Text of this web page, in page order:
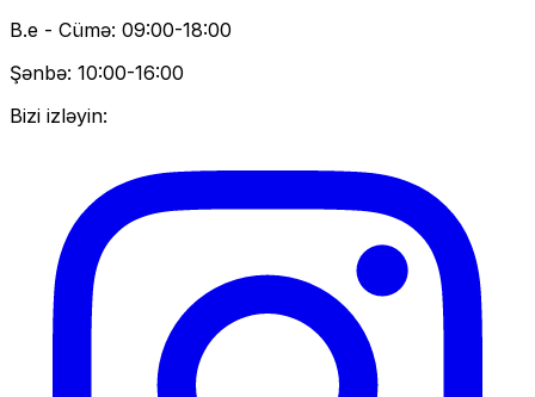
B.e - Cümə: 09:00-18:00
Şənbə: 10:00-16:00
Bizi izləyin: